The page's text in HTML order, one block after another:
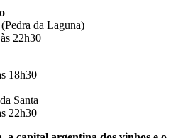
da Laguna)
22h30
18h30
Santa
22h30